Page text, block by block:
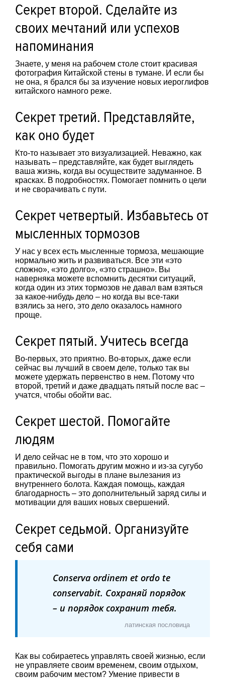
Секрет второй. Сделайте из
своих мечтаний или успехов
напоминания
Знаете, у меня на рабочем столе стоит красивая
фотография Китайской стены в тумане. И если бы
не она, я брался бы за изучение новых иероглифов
китайского намного реже.
Секрет третий. Представляйте,
как оно будет
Кто-то называет это визуализацией. Неважно, как
называть – представляйте, как будет выглядеть
ваша жизнь, когда вы осуществите задуманное. В
красках. В подробностях. Помогает помнить о цели
и не сворачивать с пути.
Секрет четвертый. Избавьтесь от
мысленных тормозов
У нас у всех есть мысленные тормоза, мешающие
нормально жить и развиваться. Все эти «это
сложно», «это долго», «это страшно». Вы
наверняка можете вспомнить десятки ситуаций,
когда один из этих тормозов не давал вам взяться
за какое-нибудь дело – но когда вы все-таки
взялись за него, это дело оказалось намного
проще.
Секрет пятый. Учитесь всегда
Во-первых, это приятно. Во-вторых, даже если
сейчас вы лучший в своем деле, только так вы
можете удержать первенство в нем. Потому что
второй, третий и даже двадцать пятый после вас –
учатся, чтобы обойти вас.
Секрет шестой. Помогайте
людям
И дело сейчас не в том, что это хорошо и
правильно. Помогать другим можно и из-за сугубо
практической выгоды в плане вылезания из
внутреннего болота. Каждая помощь, каждая
благодарность – это дополнительный заряд силы и
мотивации для ваших новых свершений.
Секрет седьмой. Организуйте
себя сами
Conserva ordinem et ordo te
conservabit. Сохраняй порядок
– и порядок сохранит тебя.
латинская пословица
Как вы собираетесь управлять своей жизнью, если
не управляете своим временем, своим отдыхом,
своим рабочим местом? Умение привести в